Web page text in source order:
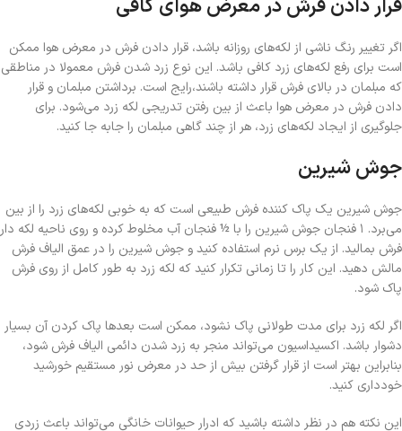
قرار دادن فرش در معرض هوای کافی
اگر تغییر رنگ ناشی از لکه‌های روزانه باشد، قرار دادن فرش در معرض هوا ممکن
است برای رفع لکه‌های زرد کافی باشد. این نوع زرد شدن فرش معمولا در مناطقی
که مبلمان در بالای فرش قرار داشته باشند،رایج است. برداشتن مبلمان و قرار
دادن فرش در معرض هوا باعث از بین رفتن تدریجی لکه زرد می‌شود. برای
جلوگیری از ایجاد لکه‌های زرد، هر از چند گاهی مبلمان را جابه جا کنید.
جوش شیرین
جوش شیرین یک پاک کننده فرش طبیعی است که به خوبی لکه‌های زرد را از بین
می‌برد. ۱ فنجان جوش شیرین را با ½ فنجان آب مخلوط کرده و روی ناحیه لکه دار
فرش بمالید. از یک برس نرم استفاده کنید و جوش شیرین را در عمق الیاف فرش
مالش دهید. این کار را تا زمانی تکرار کنید که لکه زرد به طور کامل از روی فرش
پاک شود.
اگر لکه زرد برای مدت طولانی پاک نشود، ممکن است بعدها پاک کردن آن بسیار
دشوار باشد. اکسیداسیون می‌تواند منجر به زرد شدن دائمی الیاف فرش شود،
بنابراین بهتر است از قرار گرفتن بیش از حد در معرض نور مستقیم خورشید
خودداری کنید.
این نکته هم در نظر داشته باشید که ادرار حیوانات خانگی می‌تواند باعث زردی